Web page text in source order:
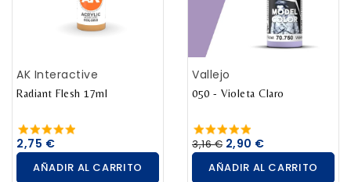
AK Interactive
Radiant Flesh 17ml
2,75 €
AÑADIR AL CARRITO
Vallejo
050 - Violeta Claro
3,16 € 2,90 €
AÑADIR AL CARRITO